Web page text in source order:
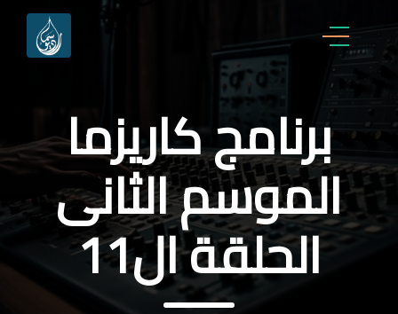
برنامج كاريزما
الموسم الثانى
الحلقة ال11